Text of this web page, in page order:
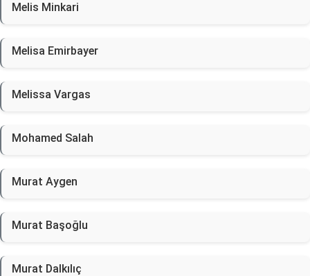
Melis Minkari
Melisa Emirbayer
Melissa Vargas
Mohamed Salah
Murat Aygen
Murat Başoğlu
Murat Dalkılıç